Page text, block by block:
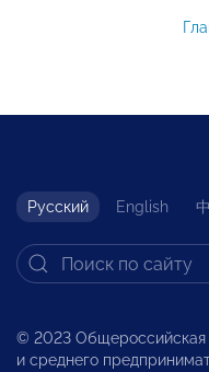
Русский English
© 2023 Общероссийская
и среднего